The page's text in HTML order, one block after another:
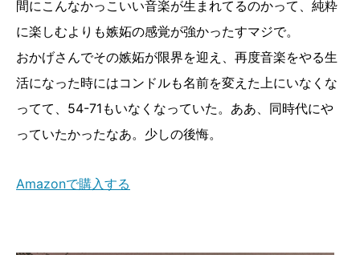
間にこんなかっこいい音楽が生まれてるのかって、純粋
に楽しむよりも嫉妬の感覚が強かったすマジで。
おかげさんでその嫉妬が限界を迎え、再度音楽をやる生
活になった時にはコンドルも名前を変えた上にいなくな
ってて、54-71もいなくなっていた。ああ、同時代にや
っていたかったなあ。少しの後悔。
Amazonで購入する